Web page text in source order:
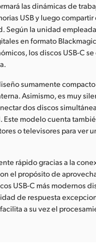
las dinámicas de
USB y luego
Según la unidad
en formato
los discos USB-C
sumamente
Asimismo, es muy
dos discos
modelo cuenta
o televisores para ver
rápido gracias a la
el propósito de
USB-C más modernos
de respuesta
a su vez el